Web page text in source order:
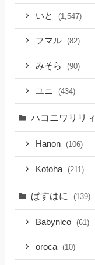
いと (1,547)
フマル (82)
みそら (90)
ユニ (434)
ハコニワリリィ
Hanon (106)
Kotoha (211)
ぱすはに (139)
Babynico (61)
oroca (10)